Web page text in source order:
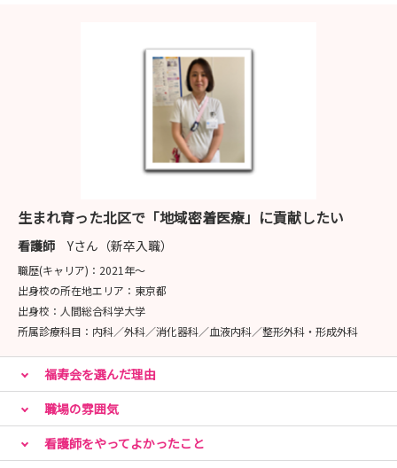
でき、参加して良かったです。
お仕事体験では、ホームページや説明会だけでは分からな
い「福寿会のリアル」を体感できます。
将来どのような看護師になりたいかを考えるきっかけとし
生まれ育った北区で「地域密着医療」に貢献したい
看護師 Yさん（新卒入職）
職歴(キャリア)： 2021年〜
出身校の所在地エリア： 東京都
出身校： 人間総合科学大学
所属診療科目： 内科／外科／消化器科／血液内科／整形外科・形成外科
福寿会を選んだ理由
職場の雰囲気
看護師をやってよかったこと